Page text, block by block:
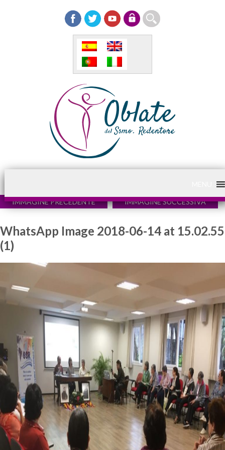
IMMAGINE PRECEDENTE IMMAGINE SUCCESSIVA
WhatsApp Image 2018-06-14 at 15.02.55
(1)